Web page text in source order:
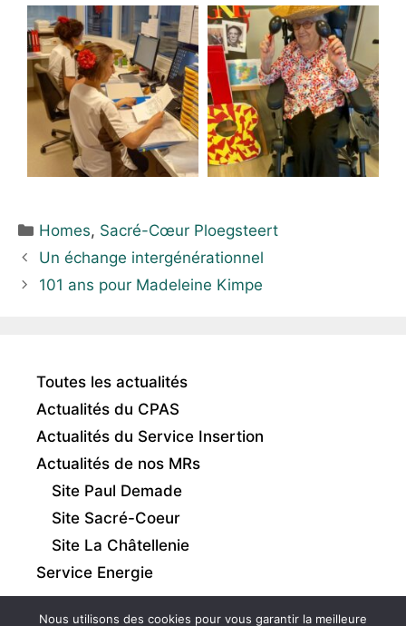
Homes, Sacré-Cœur Ploegsteert
Un échange intergénérationnel
101 ans pour Madeleine Kimpe
Toutes les actualités
Actualités du CPAS
Actualités du Service Insertion
Actualités de nos MRs
Site Paul Demade
Site Sacré-Coeur
Site La Châtellenie
Service Energie
Nous utilisons des cookies pour vous garantir la meilleure